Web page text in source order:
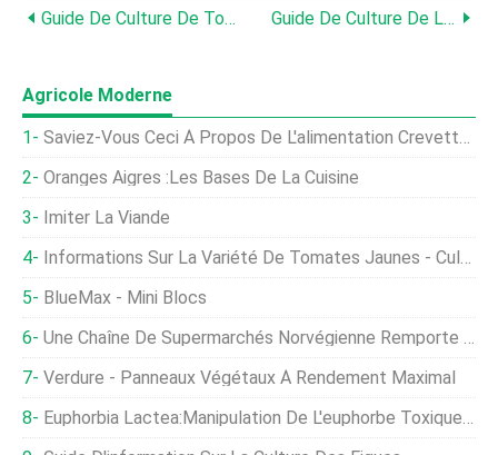
Guide De Culture De Tomatilles Guide De Culture De La Tomate (petite)
Agricole Moderne
Saviez-Vous Ceci À Propos De L'alimentation Crevettes ?
Oranges Aigres :les Bases De La Cuisine
Imiter La Viande
Informations Sur La Variété De Tomates Jaunes - Cultiver Des Tomates Avec Des Fruits Jaunes
BlueMax - Mini Blocs
Une Chaîne De Supermarchés Norvégienne Remporte Le Prix International Du Bien-Être Du Poulet
Verdure - Panneaux Végétaux À Rendement Maximal
Euphorbia Lactea:Manipulation De L'euphorbe Toxique Tachetée